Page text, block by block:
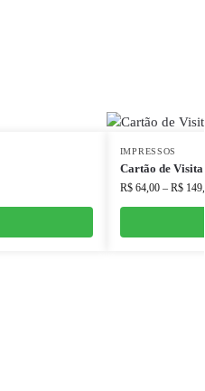
IMPRESSOS
Cartão de
R$64,00 – R$